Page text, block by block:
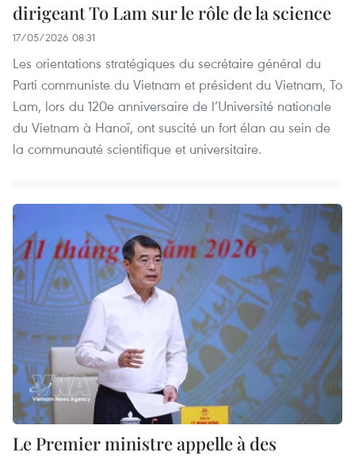
dirigeant To Lam sur le rôle de la science
17/05/2026 08:31
Les orientations stratégiques du secrétaire général du
Parti communiste du Vietnam et président du Vietnam, To
Lam, lors du 120e anniversaire de l’Université nationale
du Vietnam à Hanoï, ont suscité un fort élan au sein de
la communauté scientifique et universitaire.
Le Premier ministre appelle à des